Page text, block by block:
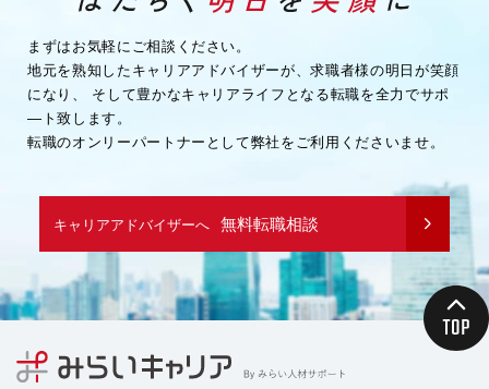
まずはお気軽にご相談ください。
地元を熟知したキャリアアドバイザーが、求職者様の明日が笑顔
になり、
そして豊かなキャリアライフとなる転職を全力でサポ
―ト致します。
転職のオンリーパートナーとして弊社をご利用くださいませ。
キャリアアドバイザーへ 無料転職相談